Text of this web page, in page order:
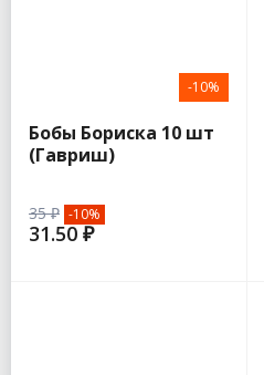
-10%
Бобы Бориска 10 шт
(Гавриш)
35 ₽ -10%
31.50 ₽